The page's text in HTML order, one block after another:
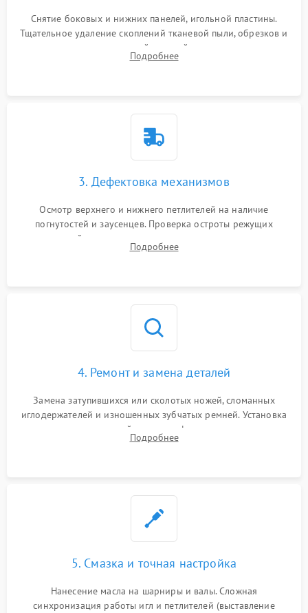
Снятие боковых и нижних панелей, игольной пластины.
Тщательное удаление скоплений тканевой пыли, обрезков и
очесов из зоны петлителей и ножей с помощью жестких
кистей, пинцета и потока сжатого воздуха.
Подробнее
3. Дефектовка механизмов
Осмотр верхнего и нижнего петлителей на наличие
погнутостей и заусенцев. Проверка остроты режущих
кромок ножей, состояния приводного ремня, электромотора
и механизма дифференциальной подачи ткани.
Подробнее
4. Ремонт и замена деталей
Замена затупившихся или сколотых ножей, сломанных
иглодержателей и изношенных зубчатых ремней. Установка
новых петлителей взамен деформированных.
Восстановление контактов в педали и цепях
Подробнее
5. Смазка и точная настройка
Нанесение масла на шарниры и валы. Сложная
синхронизация работы игл и петлителей (выставление